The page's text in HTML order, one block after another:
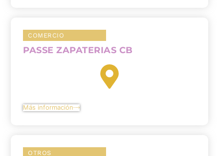
COMERCIO
PASSE ZAPATERIAS CB
Más información
OTROS